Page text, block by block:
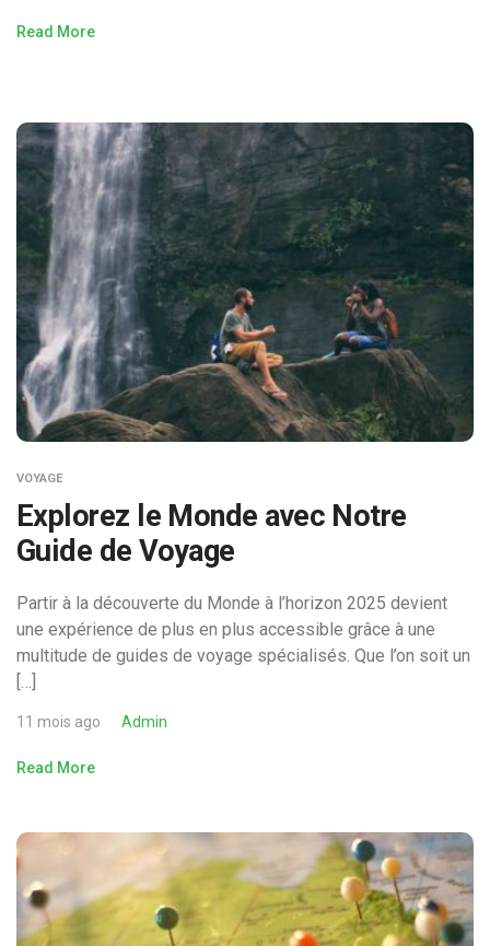
Read More
VOYAGE
Explorez le Monde avec Notre
Guide de Voyage
Partir à la découverte du Monde à l’horizon 2025 devient
une expérience de plus en plus accessible grâce à une
multitude de guides de voyage spécialisés. Que l’on soit un
[…]
11 mois ago Admin
Read More